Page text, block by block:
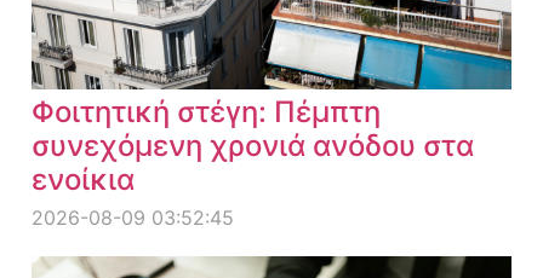
Φοιτητική στέγη: Πέμπτη
συνεχόμενη χρονιά ανόδου στα
ενοίκια
2026-08-09 03:52:45